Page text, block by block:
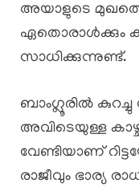
അയാളുടെ
ഏതൊരാൾക്കും
സാധിക്കുന്നുണ്ട്.
ബാംഗ്ലൂരിൽ
അവിടെയുള്ള
വേണ്ടിയാണ്
രാജീവും ഭാര്യ